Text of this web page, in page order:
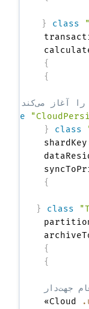
class
{
String
Decimal
class
{
String
String
Void
class
{
Long
Void
Cloud
«merge»